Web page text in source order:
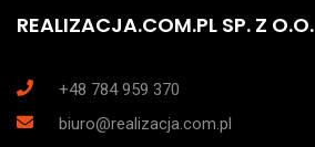
REALIZACJA.COM.PL SP. Z O.O.
+48 784 959 370
biuro@realizacja.com.pl